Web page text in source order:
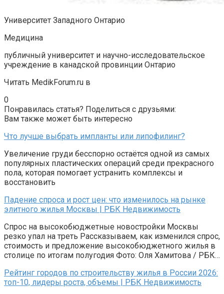
Университет Западного Онтарио
Медицина
публичный университет и научно-исследовательское
учреждение в канадской провинции Онтарио
Читать MedikForum.ru в
0
Понравилась статья? Поделиться с друзьями:
Вам также может быть интересно
Что лучше выбрать импланты или липофилинг?
Увеличение груди бесспорно остаётся одной из самых
популярных пластических операций среди прекрасного
пола, которая помогает устранить комплексы и
восстановить
Падение спроса и рост цен: что изменилось на рынке
элитного жилья Москвы | РБК Недвижимость
Спрос на высокобюджетные новостройки Москвы
резко упал на треть Рассказываем, как изменился спрос,
стоимость и предложение высокобюджетного жилья в
столице по итогам полугодия Фото: Оля Хамитова / РБК…
Рейтинг городов по строительству жилья в России 2026:
топ-10, лидеры роста, объемы | РБК Недвижимость